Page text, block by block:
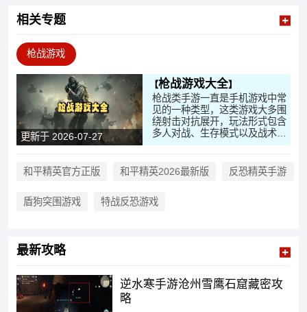
相关专题
枪战游戏
更新于 2026-07-27
枪战游戏大全
枪战类手游一直是手机游戏中常
见的一种类型，这类游戏大多围
绕射击对抗展开，玩法形式包含
多人对战、生存模式以及战术对
抗等内容。随着时间推移，一些
射击玩法本身仍然被不断沿用和
变化。枪战游戏大全主要是把不
方便在同一地方查看和选择，内
和平精英官方正版 和平精英2026最新版 反恐精英手游
盾狗突围游戏 特战反恐游戏
最新攻略
逆水寒手游沧州雪鹰石窟藏密攻
略